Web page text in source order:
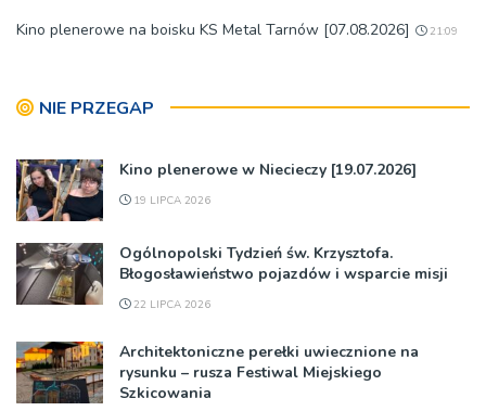
Kino plenerowe na boisku KS Metal Tarnów [07.08.2026] 21:09
NIE PRZEGAP
Kino plenerowe w Niecieczy [19.07.2026]
19 LIPCA 2026
Ogólnopolski Tydzień św. Krzysztofa.
Błogosławieństwo pojazdów i wsparcie misji
22 LIPCA 2026
Architektoniczne perełki uwiecznione na
rysunku – rusza Festiwal Miejskiego
Szkicowania